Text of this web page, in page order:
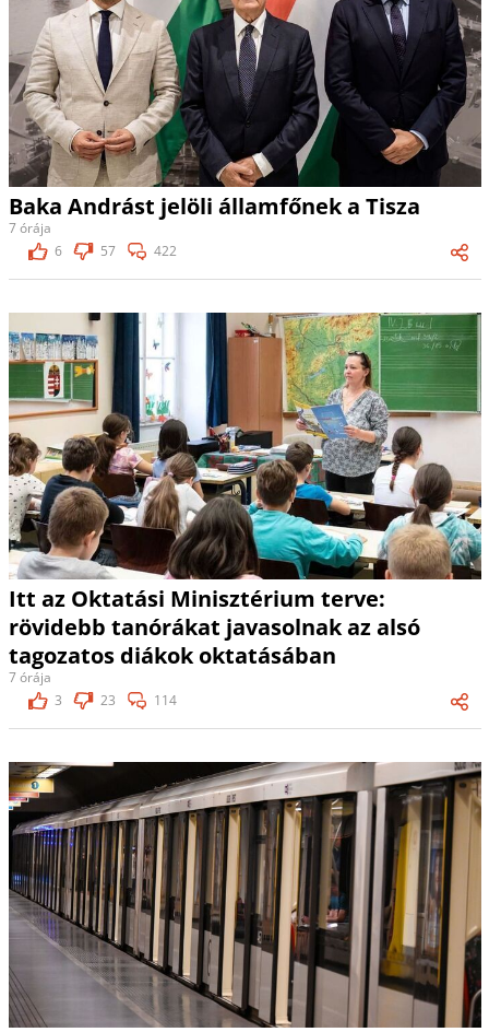
Baka Andrást jelöli államfőnek a Tisza
7 órája
6
57 422
Itt az Oktatási Minisztérium terve:
rövidebb tanórákat javasolnak az alsó
tagozatos diákok oktatásában
7 órája
3
23 114